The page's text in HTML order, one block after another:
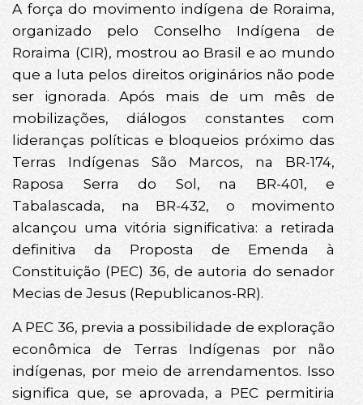
A força do movimento indígena de Roraima,
organizado pelo Conselho Indígena de
Roraima (CIR), mostrou ao Brasil e ao mundo
que a luta pelos direitos originários não pode
ser ignorada. Após mais de um mês de
mobilizações, diálogos constantes com
lideranças políticas e bloqueios próximo das
Terras Indígenas São Marcos, na BR-174,
Raposa Serra do Sol, na BR-401, e
Tabalascada, na BR-432, o movimento
alcançou uma vitória significativa: a retirada
definitiva da Proposta de Emenda à
Constituição (PEC) 36, de autoria do senador
Mecias de Jesus (Republicanos-RR).
A PEC 36, previa a possibilidade de exploração
econômica de Terras Indígenas por não
indígenas, por meio de arrendamentos. Isso
significa que, se aprovada, a PEC permitiria